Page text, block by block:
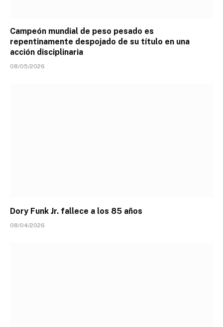
Campeón mundial de peso pesado es
repentinamente despojado de su título en una
acción disciplinaria
08/05/2026
Dory Funk Jr. fallece a los 85 años
08/04/2026